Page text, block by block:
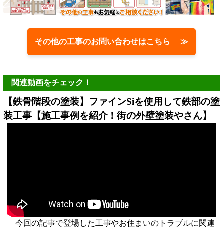
その他の工事のお問い合わせはこちら ≫
関連動画をチェック！
【鉄骨階段の塗装】ファインSiを使用して鉄部の塗
装工事【施工事例を紹介！街の外壁塗装やさん】
今回の記事で登場した工事やお住まいのトラブルに関連